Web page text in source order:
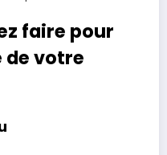
faire pour
votre